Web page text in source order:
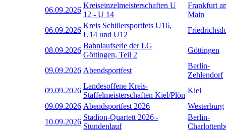
06.09.2026
Kreiseinzelmeisterschaften U
12 - U 14
Frankfurt
Main
06.09.2026
Kreis Schülersportfets U16,
U14 und U12
08.09.2026
Bahnlaufserie der LG
Göttingen, Teil 2
Göttingen
09.09.2026 Abendsportfest
Berlin-
Zehlendorf
09.09.2026
Landesoffene Kreis-
Staffelmeisterschaften Kiel/Plön
Kiel
09.09.2026 Abendsportfest 2026
Westerburg
10.09.2026
Stadion-Quartett 2026 -
Stundenlauf
Berlin-